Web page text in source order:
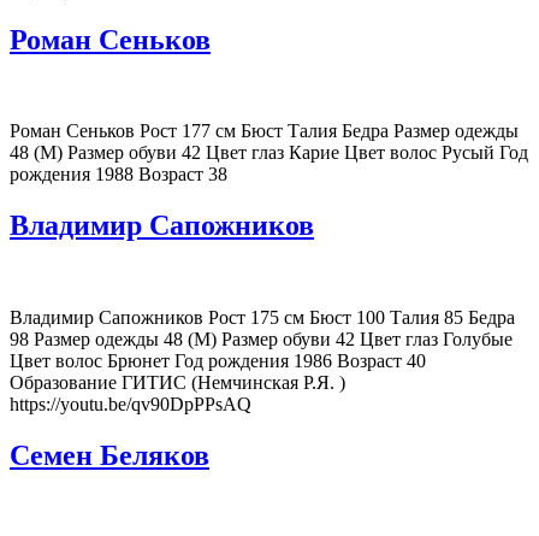
Роман Сеньков
Роман Сеньков Рост 177 см Бюст Талия Бедра Размер одежды
48 (M) Размер обуви 42 Цвет глаз Карие Цвет волос Русый Год
рождения 1988 Возраст 38
Владимир Сапожников
Владимир Сапожников Рост 175 см Бюст 100 Талия 85 Бедра
98 Размер одежды 48 (M) Размер обуви 42 Цвет глаз Голубые
Цвет волос Брюнет Год рождения 1986 Возраст 40
Образование ГИТИС (Немчинская Р.Я. )
https://youtu.be/qv90DpPPsAQ
Семен Беляков